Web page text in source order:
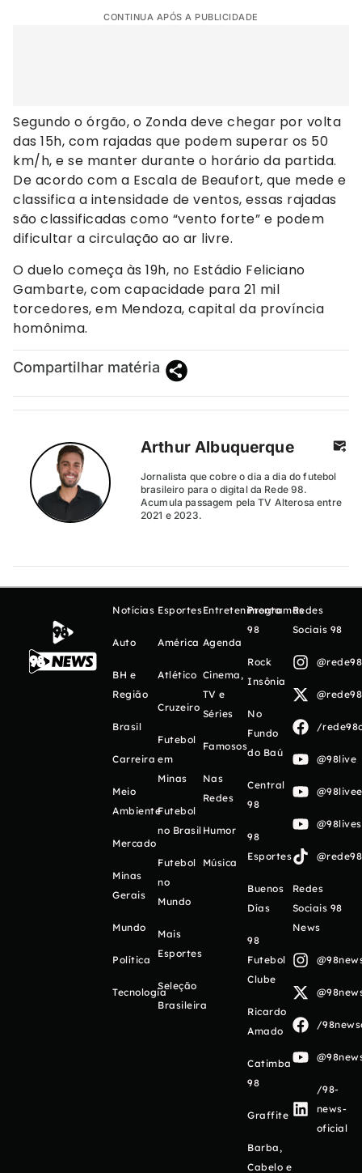
CONTINUA APÓS A PUBLICIDADE
Segundo o órgão, o Zonda deve chegar por volta
das 15h, com rajadas que podem superar os 50
km/h, e se manter durante o horário da partida.
De acordo com a Escala de Beaufort, que mede e
classifica a intensidade de ventos, essas rajadas
são classificadas como “vento forte” e podem
dificultar a circulação ao ar livre.
O duelo começa às 19h, no Estádio Feliciano
Gambarte, com capacidade para 21 mil
torcedores, em Mendoza, capital da província
homônima.
Compartilhar matéria
Arthur Albuquerque
Jornalista que cobre o dia a dia do futebol
brasileiro para o digital da Rede 98.
Acumula passagem pela TV Alterosa entre
2021 e 2023.
Notícias
Auto
BH e
Região
Brasil
Carreira
Meio
Ambiente
Mercado
Minas
Gerais
Mundo
Política
Tecnologia
Esportes
América
Atlético
Cruzeiro
Futebol
em
Minas
Futebol
no Brasil
Futebol
no
Mundo
Mais
Esportes
Seleção
Brasileira
Entretenimento
Agenda
Cinema,
TV e
Séries
Famosos
Nas
Redes
Humor
Música
Programas
98
Rock
Insônia
No
Fundo
do Baú
Central
98
98
Esportes
Buenos
Días
98
Futebol
Clube
Ricardo
Amado
Catimba
98
Graffite
Barba,
Cabelo e
Redes
Sociais 98
/
@98live
Redes
Sociais 98
News
/
/98-
news-
oficial